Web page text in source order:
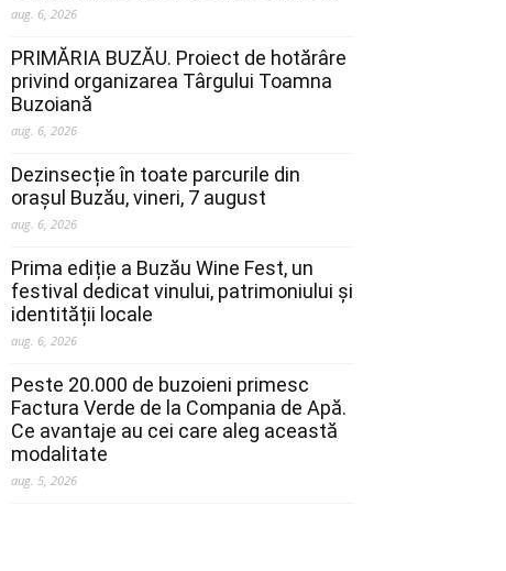
aug. 6, 2026
PRIMĂRIA BUZĂU. Proiect de hotărâre
privind organizarea Târgului Toamna
Buzoiană
aug. 6, 2026
Dezinsecție în toate parcurile din
orașul Buzău, vineri, 7 august
aug. 6, 2026
Prima ediție a Buzău Wine Fest, un
festival dedicat vinului, patrimoniului și
identității locale
aug. 6, 2026
Peste 20.000 de buzoieni primesc
Factura Verde de la Compania de Apă.
Ce avantaje au cei care aleg această
modalitate
aug. 5, 2026